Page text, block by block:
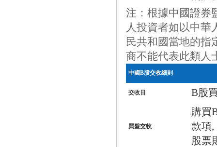
注：根據中國證券
人投資者如以中華
民共和國當地的指
商不能代表此類人
中國B股交收細則
交收日 B股
買盤交收
購買
款項,
股票